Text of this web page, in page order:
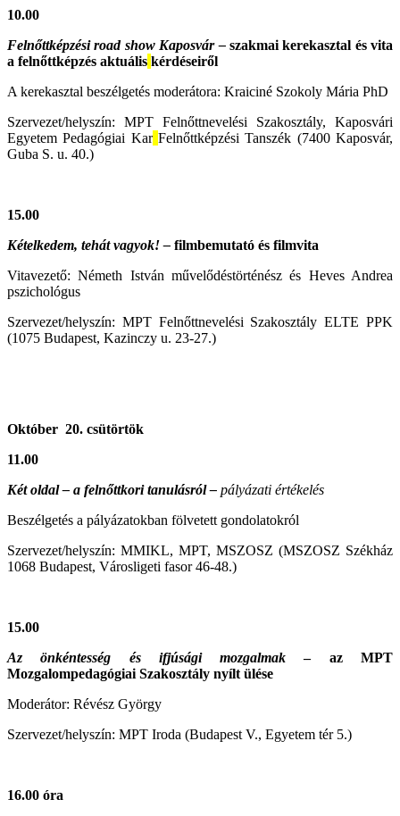
10.00
Felnőttképzési road show Kaposvár – szakmai kerekasztal és vita
a felnőttképzés aktuális kérdéseiről
A kerekasztal beszélgetés moderátora: Kraiciné Szokoly Mária PhD
Szervezet/helyszín: MPT Felnőttnevelési Szakosztály, Kaposvári
Egyetem Pedagógiai Kar Felnőttképzési Tanszék (7400 Kaposvár,
Guba S. u. 40.)
15.00
Kételkedem, tehát vagyok! – filmbemutató és filmvita
Vitavezető: Németh István művelődéstörténész és Heves Andrea
pszichológus
Szervezet/helyszín: MPT Felnőttnevelési Szakosztály ELTE PPK
(1075 Budapest, Kazinczy u. 23-27.)
Október 20. csütörtök
11.00
Két oldal – a felnőttkori tanulásról – pályázati értékelés
Beszélgetés a pályázatokban fölvetett gondolatokról
Szervezet/helyszín: MMIKL, MPT, MSZOSZ (MSZOSZ Székház
1068 Budapest, Városligeti fasor 46-48.)
15.00
Az önkéntesség és ifjúsági mozgalmak – az MPT
Mozgalompedagógiai Szakosztály nyílt ülése
Moderátor: Révész György
Szervezet/helyszín: MPT Iroda (Budapest V., Egyetem tér 5.)
16.00 óra